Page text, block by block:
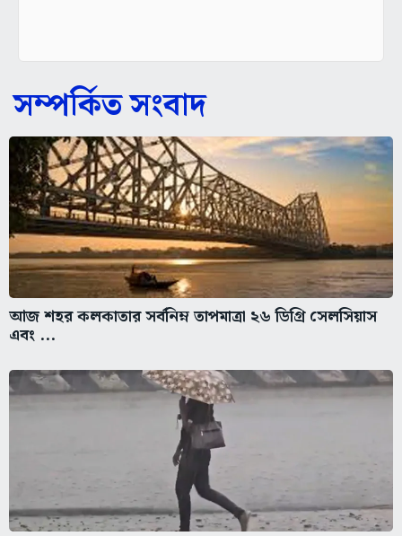
সম্পর্কিত সংবাদ
আজ শহর কলকাতার সর্বনিম্ন তাপমাত্রা ২৬ ডিগ্রি সেলসিয়াস
এবং ...